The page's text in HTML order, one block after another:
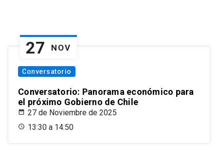
27 NOV
Conversatorio
Conversatorio: Panorama económico para
el próximo Gobierno de Chile
27 de Noviembre de 2025
13:30 a 14:50